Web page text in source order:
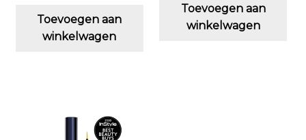
was:
€156.00.
Toevoegen aan
winkelwagen
was:
€36.00.
Toevoegen aan
winkelwagen